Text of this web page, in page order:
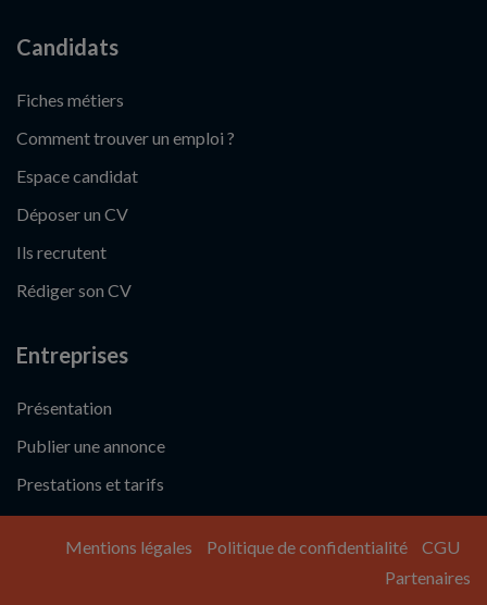
Candidats
Fiches métiers
Comment trouver un emploi ?
Espace candidat
Déposer un CV
Ils recrutent
Rédiger son CV
Entreprises
Présentation
Publier une annonce
Prestations et tarifs
Mentions légales Politique de confidentialité
CGU
Partenaires